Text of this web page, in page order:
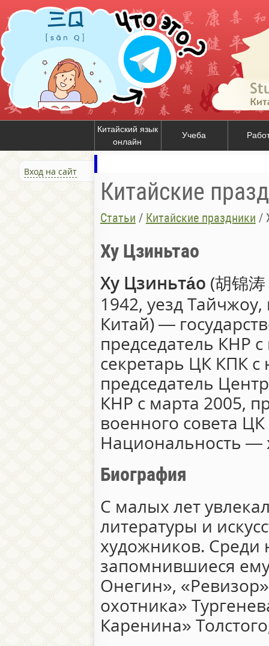
Китайский язык
онлайн
Учеба
Вход на сайт
Китайские
Статьи / Китайские праздники /
Ху Цзиньтао
Ху Цзиньта́о (胡锦涛
1942, уезд
Китай) —
председатель КНР
секретарь ЦК КПК с
председатель
КНР с марта 2005,
военного совета
Национальность —
Биография
С малых лет
литературы и
художников. Среди
запомнившиеся
Онегин»,
охотника»
Каренина»